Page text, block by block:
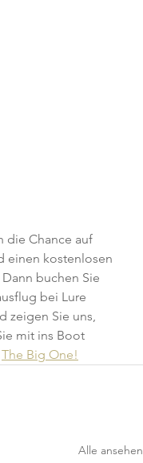
die Chance auf
einen kostenlosen
buchen Sie
bei Lure
zeigen Sie uns,
mit ins Boot
The Big One!
Alle ansehen